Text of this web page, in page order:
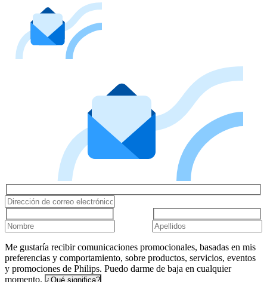
Me gustaría recibir comunicaciones promocionales, basadas en mis
preferencias y comportamiento, sobre productos, servicios, eventos
y promociones de Philips. Puedo darme de baja en cualquier
momento. ¿Qué significa?